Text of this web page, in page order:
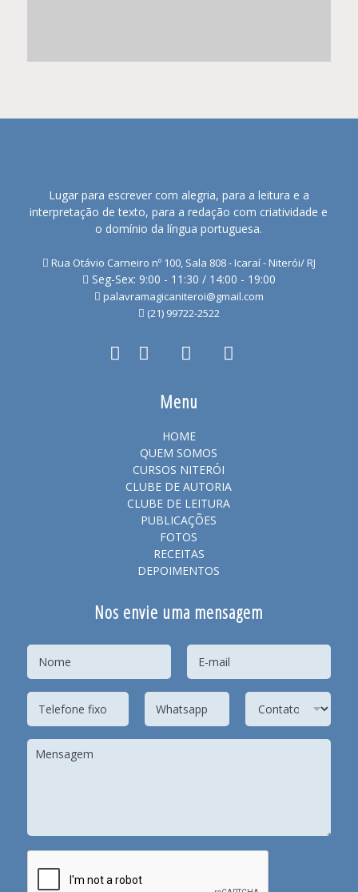
Lugar para escrever com alegria, para a leitura e a
interpretação de texto, para a redação com criatividade e
o domínio da língua portuguesa.
Rua Otávio Carneiro nº 100, Sala 808 - Icaraí - Niterói/ RJ
Seg-Sex: 9:00 - 11:30 / 14:00 - 19:00
palavramagicaniteroi@gmail.com
(21) 99722-2522
Menu
HOME
QUEM SOMOS
CURSOS NITERÓI
CLUBE DE AUTORIA
CLUBE DE LEITURA
PUBLICAÇÕES
FOTOS
RECEITAS
DEPOIMENTOS
Nos envie uma mensagem